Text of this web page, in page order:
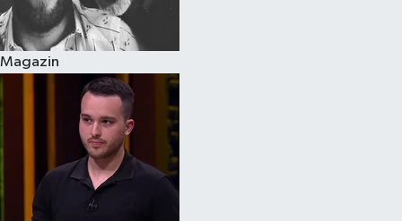
Magazin
Siyaset
Teknoloji
Televizyon
Yaşam-Çevre